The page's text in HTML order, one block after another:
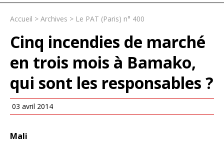
Accueil > Archives > Le PAT (Paris) n° 400
Cinq incendies de marché
en trois mois à Bamako,
qui sont les responsables ?
03 avril 2014
Mali